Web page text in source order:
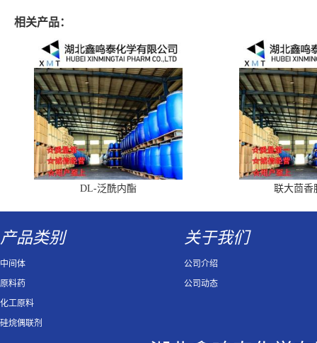
相关产品：
DL-泛酰内酯 联大茴香
产品类别
中间体
原料药
化工原料
硅烷偶联剂
关于我们
公司介绍
公司动态